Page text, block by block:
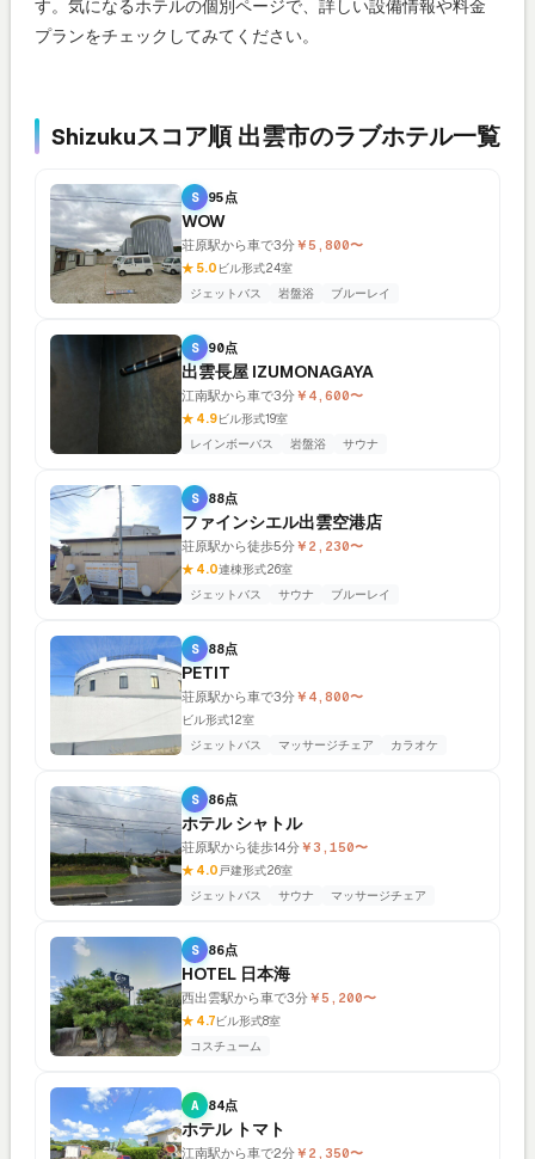
す。気になるホテルの個別ページで、詳しい設備情報や料金
プランをチェックしてみてください。
Shizukuスコア順 出雲市のラブホテル一覧
S 95点
WOW
荘原駅から車で3分￥5,800〜
★ 5.0 ビル形式24室
ジェットバス
岩盤浴 ブルーレイ
S 90点
出雲長屋 IZUMONAGAYA
江南駅から車で3分￥4,600〜
★ 4.9ビル形式19室
レインボーバス
岩盤浴 サウナ
S 88点
ファインシエル出雲空港店
荘原駅から徒歩5分￥2,230〜
★ 4.0連棟形式26室
ジェットバス
サウナ ブルーレイ
S 88点
PETIT
荘原駅から車で3分￥4,800〜
ビル形式12室
ジェットバス
マッサージチェア カラオケ
S 86点
ホテル シャトル
荘原駅から徒歩14分￥3,150〜
★ 4.0 戸建形式26室
ジェットバス
サウナ マッサージチェア
S 86点
HOTEL 日本海
西出雲駅から車で3分￥5,200〜
★ 4.7ビル形式8室
コスチューム
A 84点
ホテル トマト
江南駅から車で2分￥2,350〜